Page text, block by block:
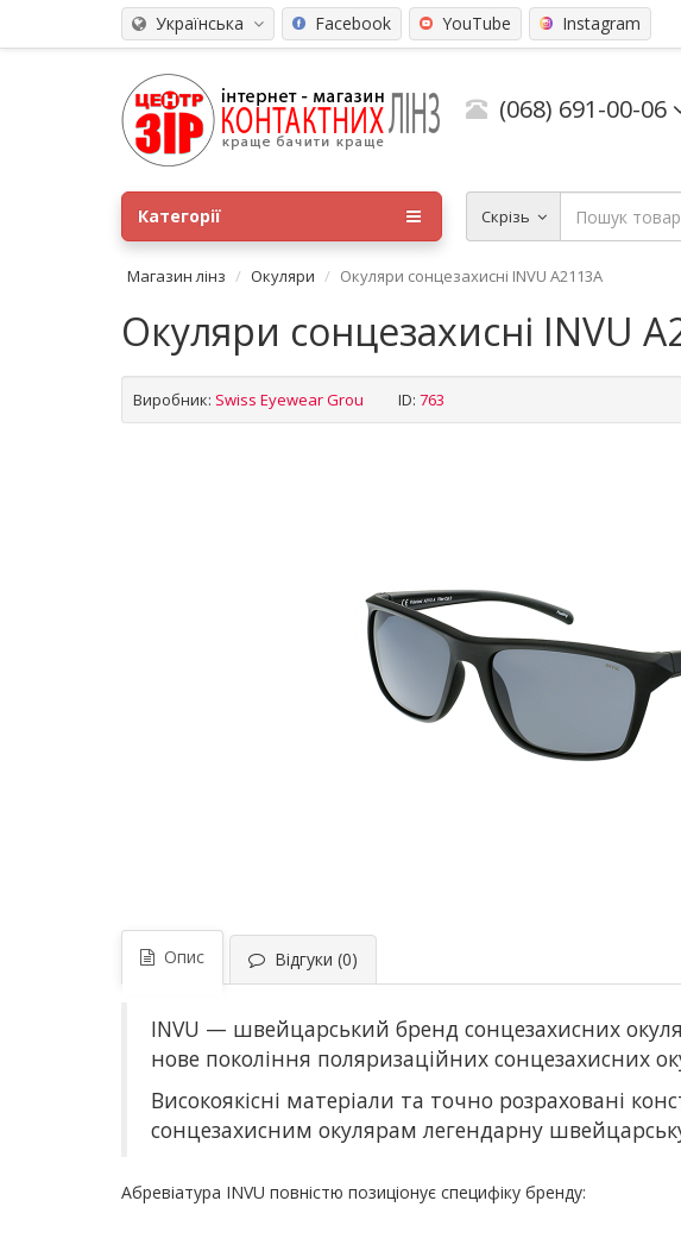
Українська Facebook YouTube Instagram
(068) 691-00-06
Скрізь
Категорії
Магазин лінз Окуляри Окуляри сонцезахисні INVU A2113A
Окуляри сонцезахисні INVU
Виробник: Swiss Eyewear Grou ID: 763
Опис Відгуки (0)
INVU — швейцарський бренд сонцезахисних
нове покоління поляризаційних сонцезахисних
Високоякісні матеріали та точно розраховані
сонцезахисним окулярам легендарну
Абревіатура INVU повністю позиціонує специфіку бренду: